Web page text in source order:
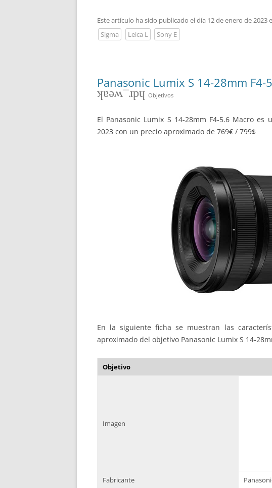
Este artículo ha sido publicado el día 12 de enero de 2023
Sigma
Leica L Sony E
Panasonic Lumix S 14-28mm F4-
hdr_weak Objetivos
El Panasonic Lumix S 14-28mm F4-5.6 Macro
2023 con un precio aproximado de 769€ / 799$
En la siguiente ficha se muestran las
aproximado del objetivo Panasonic Lumix S 14-
Objetivo
Imagen
Fabricante